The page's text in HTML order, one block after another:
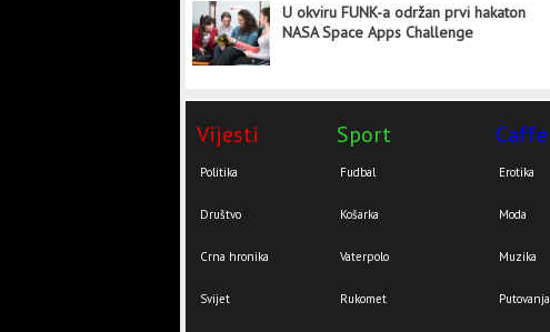
U okviru FUNK-a održan prvi hakaton
NASA Space Apps Challenge
Vijesti
Politika
Društvo
Crna hronika
Svijet
Sport
Fudbal
Košarka
Vaterpolo
Rukomet
Caffe
Erotika
Moda
Muzika
Putovanja